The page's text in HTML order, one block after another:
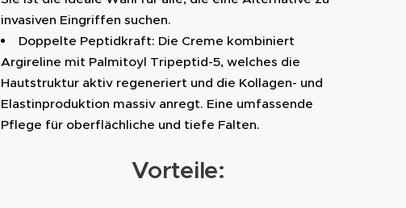
invasiven Eingriffen suchen.
Doppelte Peptidkraft: Die Creme kombiniert
Argireline mit Palmitoyl Tripeptid-5, welches die
Hautstruktur aktiv regeneriert und die Kollagen- und
Elastinproduktion massiv anregt. Eine umfassende
Pflege für oberflächliche und tiefe Falten.
Vorteile: